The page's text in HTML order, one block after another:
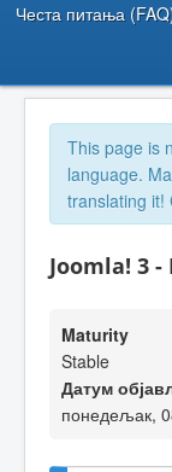
Честа питања
This page is
language.
translating it!
Joomla! 3
Maturity
Stable
Датум
понедељак,